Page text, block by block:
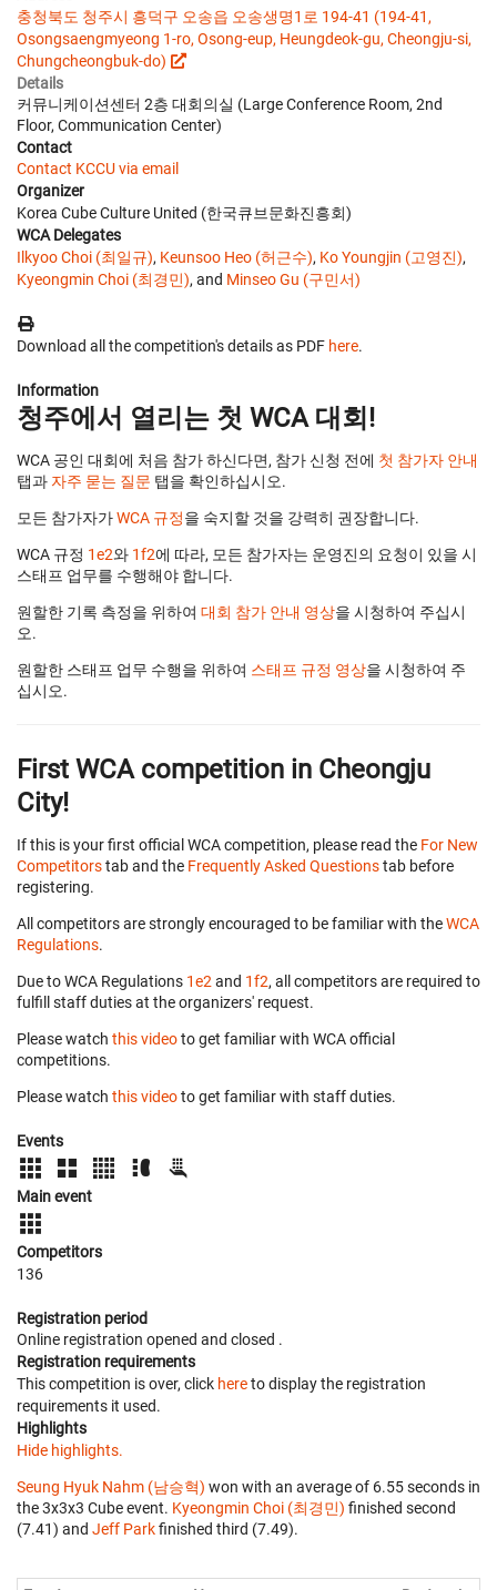
충청북도 청주시 흥덕구 오송읍 오송생명1로 194-41 (194-41,
Osongsaengmyeong 1-ro, Osong-eup, Heungdeok-gu, Cheongju-si,
Chungcheongbuk-do)
Details
커뮤니케이션센터 2층 대회의실 (Large Conference Room, 2nd
Floor, Communication Center)
Contact
Contact KCCU via email
Organizer
Korea Cube Culture United (한국큐브문화진흥회)
WCA Delegates
Ilkyoo Choi (최일규), Keunsoo Heo (허근수), Ko Youngjin (고영진),
Kyeongmin Choi (최경민), and Minseo Gu (구민서)
Download all the competition's details as PDF here.
Information
청주에서 열리는 첫 WCA 대회!
WCA 공인 대회에 처음 참가 하신다면, 참가 신청 전에 첫 참가자 안내
탭과 자주 묻는 질문 탭을 확인하십시오.
모든 참가자가WCA 규정을 숙지할 것을 강력히 권장합니다.
WCA 규정 1e2와 1f2에 따라, 모든 참가자는 운영진의 요청이 있을 시
스태프 업무를 수행해야 합니다.
원할한 기록 측정을 위하여 대회 참가 안내 영상을 시청하여 주십시
오.
원할한 스태프 업무 수행을 위하여 스태프 규정 영상을 시청하여 주
십시오.
First WCA competition in Cheongju
City!
If this is your first official WCA competition, please read the For New
Competitorstab and the Frequently Asked Questionstab before
registering.
All competitors are strongly encouraged to be familiar with theWCA
Regulations.
Due to WCA Regulations 1e2 and 1f2, all competitors are required to
fulfill staff duties at the organizers' request.
Please watch this videoto get familiar with WCA official
competitions.
Please watch this videoto get familiar with staff duties.
Events
Main event
Competitors
136
Registration period
Online registration opened and closed .
Registration requirements
This competition is over, click hereto display the registration
requirements it used.
Highlights
Hide highlights.
Seung Hyuk Nahm (남승혁) won with an average of 6.55 seconds in
the 3x3x3 Cube event. Kyeongmin Choi (최경민) finished second
(7.41) and Jeff Parkfinished third (7.49).